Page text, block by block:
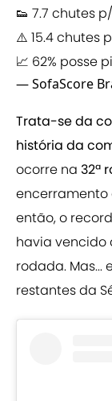
👟 7.7 chutes
⚠️ 15.4 chutes
📈 62% posse
— SofaScore
Trata-se da
história da
ocorre na 32ª
encerramento
então, o
havia vencido
rodada. Mas...
restantes da